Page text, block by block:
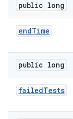
public long
endTime
public long
failedTests